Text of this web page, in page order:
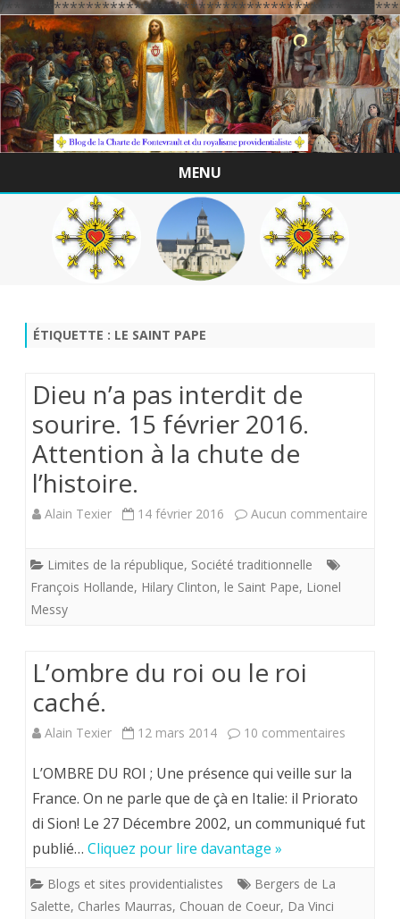
/
MENU
Skip
to
content
ÉTIQUETTE : LE SAINT PAPE
Dieu n’a pas interdit de
sourire. 15 février 2016.
Attention à la chute de
l’histoire.
Alain Texier 14 février 2016 Aucun commentaire
Limites de la république, Société traditionnelle
François Hollande, Hilary Clinton, le Saint Pape, Lionel
Messy
L’ombre du roi ou le roi
caché.
Alain Texier 12 mars 2014 10 commentaires
du
roi
L’OMBRE DU ROI ; Une présence qui veille sur la
France. On ne parle que de çà en Italie: il Priorato
di Sion! Le 27 Décembre 2002, un communiqué fut
publié… Cliquez pour lire davantage »
Blogs et sites providentialistes
Bergers de La
Salette, Charles Maurras, Chouan de Coeur, Da Vinci